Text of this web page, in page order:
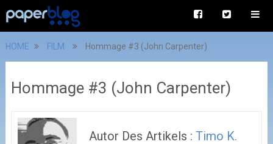
HOME FILM Hommage #3 (John Carpenter)
Hommage #3 (John Carpenter)
Autor Des Artikels :Timo K.